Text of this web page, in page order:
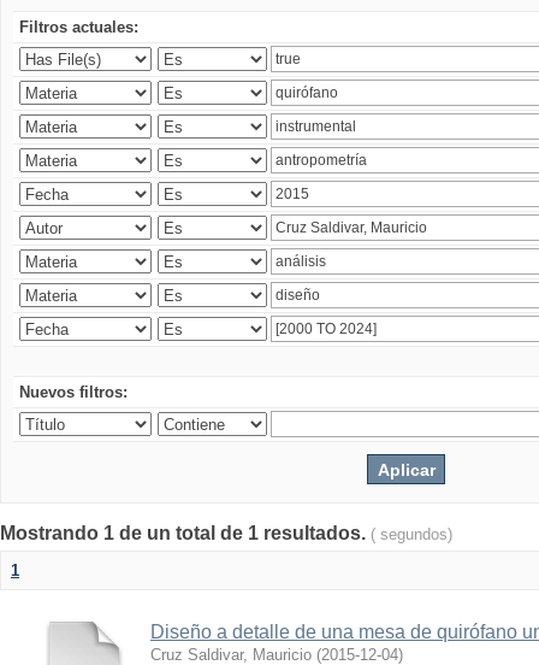
Filtros actuales:
Nuevos filtros:
Mostrando 1 de un total de 1 resultados. ( segundos)
1
Diseño a detalle de una mesa de quirófano
Cruz Saldivar, Mauricio (2015-12-04)